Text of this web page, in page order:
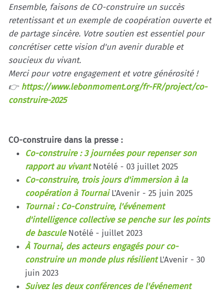
Ensemble, faisons de CO-construire un succès
retentissant et un exemple de coopération ouverte et
de partage sincère. Votre soutien est essentiel pour
concrétiser cette vision d'un avenir durable et
soucieux du vivant.
Merci pour votre engagement et votre générosité !
👉 https://www.lebonmoment.org/fr-FR/project/co-
construire-2025
CO-construire dans la presse :
Co-construire : 3 journées pour repenser son
rapport au vivantNotélé - 03 juillet 2025
Co-construire, trois jours d'immersion à la
coopération à TournaiL'Avenir - 25 juin 2025
Tournai : Co-Construire, l'événement
d'intelligence collective se penche sur les points
de basculeNotélé - juillet 2023
À Tournai, des acteurs engagés pour co-
construire un monde plus résilientL'Avenir - 30
juin 2023
Suivez les deux conférences de l'événement